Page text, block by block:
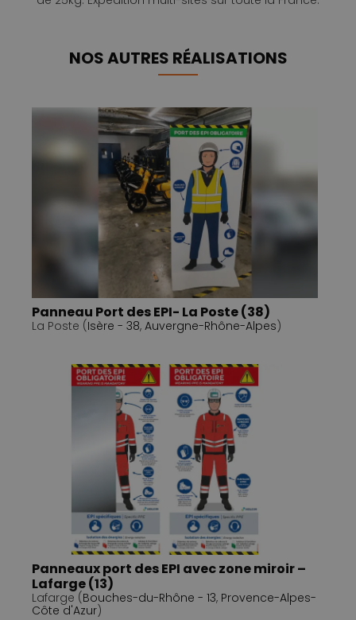
NOS AUTRES RÉALISATIONS
Panneau Port des EPI- La Poste (38)
La Poste (Isère - 38, Auvergne-Rhône-Alpes)
Panneaux port des EPI avec zone miroir –
Lafarge (13)
Lafarge (Bouches-du-Rhône - 13, Provence-Alpes-
Côte d'Azur)